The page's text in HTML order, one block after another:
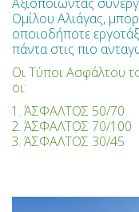
Ομίλου Αλιάγας,
οποιοδήποτε
πάντα στις πιο
Οι Τύποι Ασφάλτου
οι:
ΆΣΦΑΛΤΟΣ 50/70
ΆΣΦΑΛΤΟΣ 70/100
ΆΣΦΑΛΤΟΣ 30/45